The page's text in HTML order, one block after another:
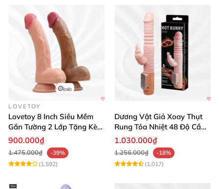
LOVETOY
Lovetoy 8 Inch Siêu Mềm
Gắn Tường 2 Lớp Tặng Kèm
Dầu Massage
900.000₫
1.475.000₫
-39%
(1,592)
Dương Vật Giả Xoay Thụt
Rung Tỏa Nhiệt 48 Độ Cầm
Tay Hot Bunny
1.030.000₫
1.256.000₫
-18%
(1,017)